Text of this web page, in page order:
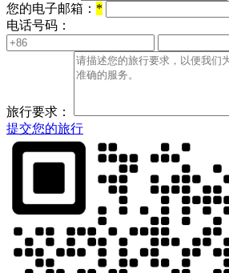
您的电子邮箱： *
电话号码：
旅行要求：
提交您的旅行